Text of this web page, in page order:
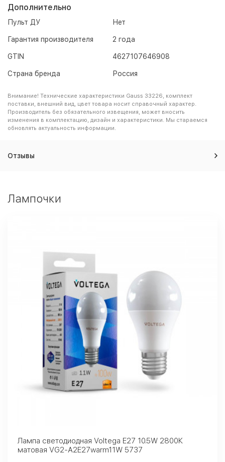
Дополнительно
Пульт ДУ Нет
Гарантия производителя 2 года
GTIN 4627107646908
Страна бренда Россия
Внимание! Технические характеристики Gauss 33226, комплект
поставки, внешний вид, цвет товара носит справочный характер.
Производитель без обязательного извещения, может вносить
изменения в комплектацию, дизайн и характеристики. Мы стараемся
обновлять актуальность информации.
Отзывы
Лампочки
Лампа светодиодная Voltega E27 10.5W 2800К
матовая VG2-A2E27warm11W 5737